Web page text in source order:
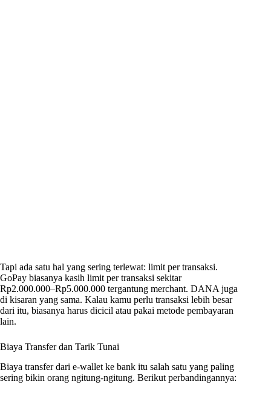
Tapi ada satu hal yang sering terlewat: limit per transaksi.
GoPay biasanya kasih limit per transaksi sekitar
Rp2.000.000–Rp5.000.000 tergantung merchant. DANA juga
di kisaran yang sama. Kalau kamu perlu transaksi lebih besar
dari itu, biasanya harus dicicil atau pakai metode pembayaran
lain.
Biaya Transfer dan Tarik Tunai
Biaya transfer dari e-wallet ke bank itu salah satu yang paling
sering bikin orang ngitung-ngitung. Berikut perbandingannya: